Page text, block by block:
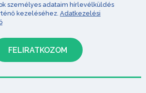
személyes adataim hírlevélküldés
kezeléséhez. Adatkezelési